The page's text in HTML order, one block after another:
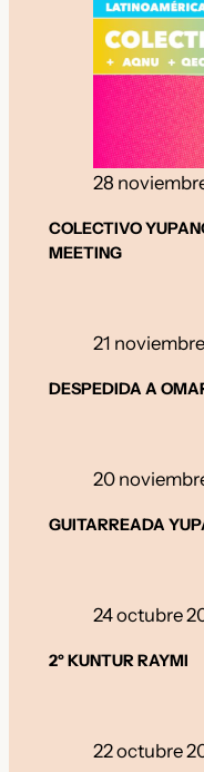
28
COLECTIVO
MEETING
21
DESPEDIDA A
20
GUITARREADA
24 octubre
2º KUNTUR RAYMI
22 octubre